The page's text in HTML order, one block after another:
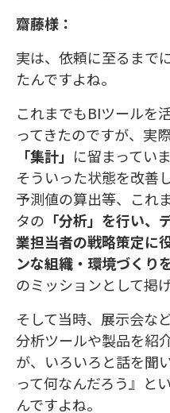
齋藤様：
実は、依頼に至るまで
たんですよね。
これまでもBIツールを
ってきたのですが、実
「集計」 に留まってい
そういった状態を改善
予測値の算出等、これ
タの 「分析」を行い、
業担当者の戦略策定に
ンな組織・環境づくり
のミッションとして掲
そして当時、展示会な
分析ツールや製品を紹
が、いろいろと話を聞
って何なんだろう』と
んですよね。